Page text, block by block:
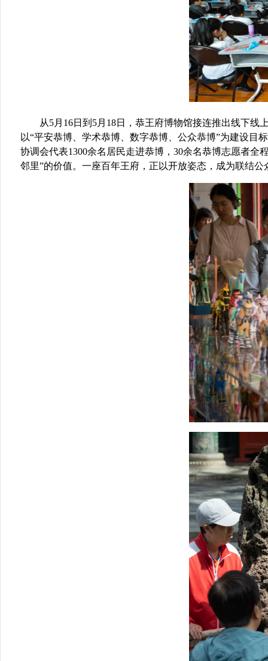
从5月16日到5月18日，恭王府博物馆接连推出线下线
以“平安恭博 、学术恭博、数字恭博、 公众恭博”为建设目标
协调会代表1300余名居民走进恭博 ， 30余名恭博志愿者全
邻里”的价值。一座百年王府，正以开放姿态，成为联结